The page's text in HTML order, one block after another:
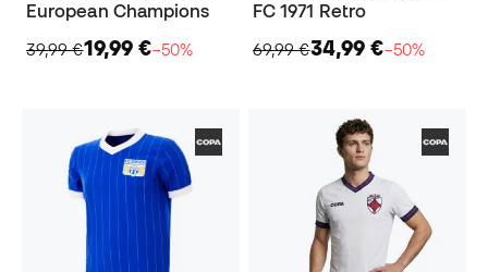
European Champions
39,99 €19,99 €−50%
FC 1971 Retro
69,99 €34,99 €−50%